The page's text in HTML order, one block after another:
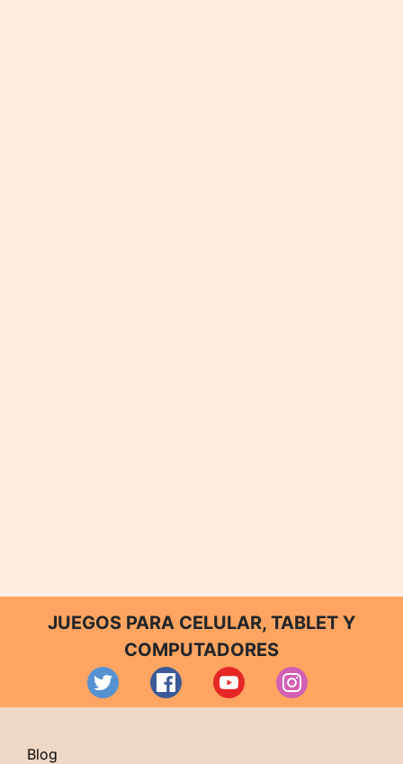
JUEGOS PARA CELULAR, TABLET Y
COMPUTADORES
Blog